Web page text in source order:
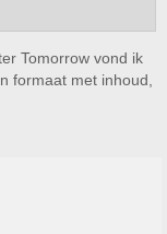
Tomorrow vond ik
formaat met inhoud,